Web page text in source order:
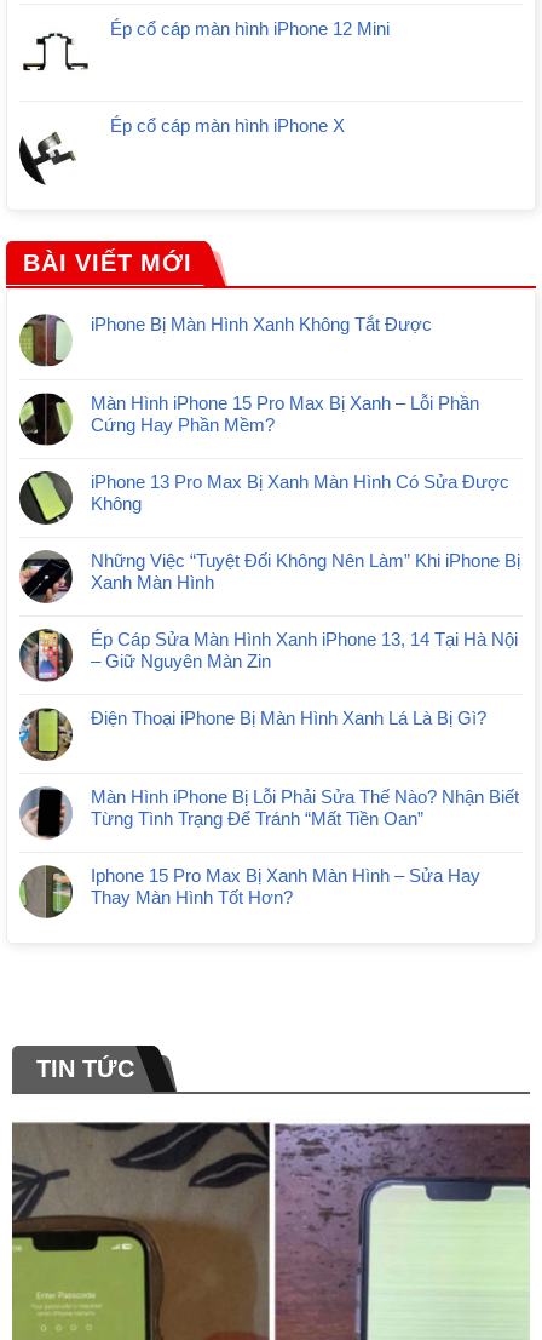
Ép cổ cáp màn hình iPhone 12 Mini
Ép cổ cáp màn hình iPhone X
BÀI VIẾT MỚI
iPhone Bị Màn Hình Xanh Không Tắt Được
Màn Hình iPhone 15 Pro Max Bị Xanh – Lỗi Phần
Cứng Hay Phần Mềm?
iPhone 13 Pro Max Bị Xanh Màn Hình Có Sửa Được
Không
Những Việc “Tuyệt Đối Không Nên Làm” Khi iPhone Bị
Xanh Màn Hình
Ép Cáp Sửa Màn Hình Xanh iPhone 13, 14 Tại Hà Nội
– Giữ Nguyên Màn Zin
Điện Thoại iPhone Bị Màn Hình Xanh Lá Là Bị Gì?
Màn Hình iPhone Bị Lỗi Phải Sửa Thế Nào? Nhận Biết
Từng Tình Trạng Để Tránh “Mất Tiền Oan”
Iphone 15 Pro Max Bị Xanh Màn Hình – Sửa Hay
Thay Màn Hình Tốt Hơn?
TIN TỨC